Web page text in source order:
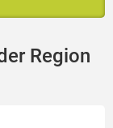
Region